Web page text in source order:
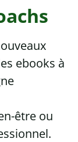
ebooks à
être ou